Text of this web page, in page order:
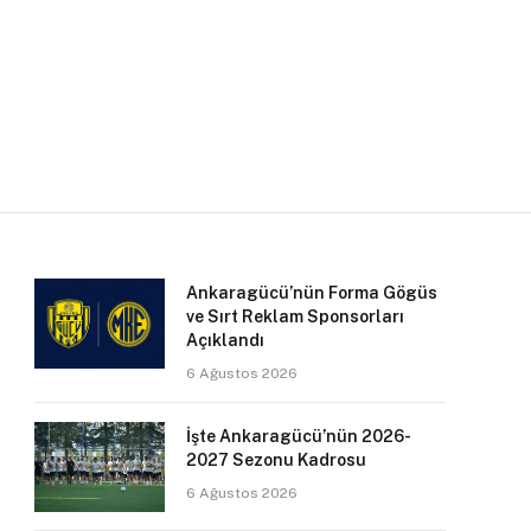
Ankaragücü’nün Forma Gögüs
ve Sırt Reklam Sponsorları
Açıklandı
6 Ağustos 2026
İşte Ankaragücü’nün 2026-
2027 Sezonu Kadrosu
6 Ağustos 2026